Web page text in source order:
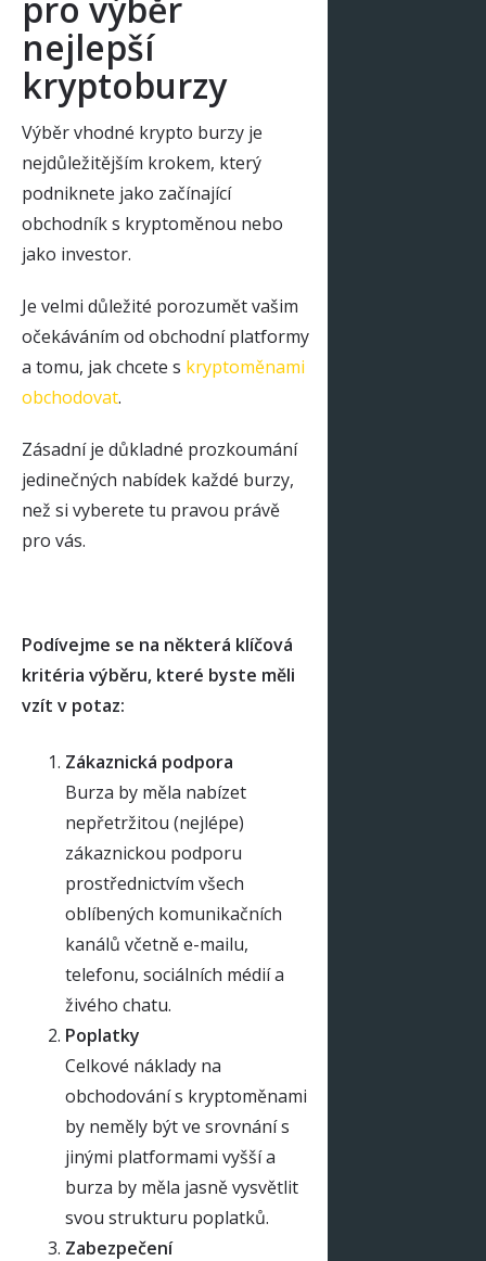
nejlepší
kryptoburzy
Výběr vhodné krypto burzy je
nejdůležitějším krokem, který
podniknete jako začínající
obchodník s kryptoměnou nebo
jako investor.
Je velmi důležité porozumět vašim
očekáváním od obchodní platformy
a tomu, jak chcete s kryptoměnami
obchodovat.
Zásadní je důkladné prozkoumání
jedinečných nabídek každé burzy,
než si vyberete tu pravou právě
pro vás.
Podívejme se na některá klíčová
kritéria výběru, které byste měli
vzít v potaz:
Zákaznická podpora
Burza by měla nabízet
nepřetržitou (nejlépe)
zákaznickou podporu
prostřednictvím všech
oblíbených komunikačních
kanálů včetně e-mailu,
telefonu, sociálních médií a
živého chatu.
Poplatky
Celkové náklady na
obchodování s kryptoměnami
by neměly být ve srovnání s
jinými platformami vyšší a
burza by měla jasně vysvětlit
svou strukturu poplatků.
Zabezpečení